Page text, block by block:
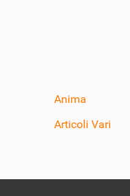
Anima
Articoli Vari